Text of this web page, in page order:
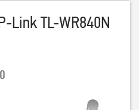
Link TL-WR840N